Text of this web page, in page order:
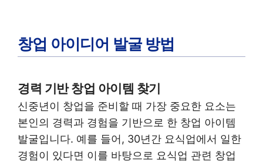
창업 아이디어 발굴 방법
경력 기반 창업 아이템 찾기
신중년이 창업을 준비할 때 가장 중요한 요소는
본인의 경력과 경험을 기반으로 한 창업 아이템
발굴입니다. 예를 들어, 30년간 요식업에서 일한
경험이 있다면 이를 바탕으로 요식업 관련 창업